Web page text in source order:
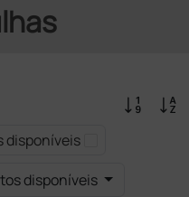
disponíveis
disponíveis